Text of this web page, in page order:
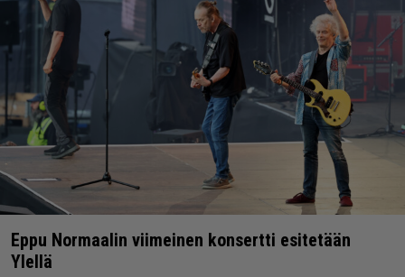
Eppu Normaalin viimeinen konsertti esitetään
Ylellä